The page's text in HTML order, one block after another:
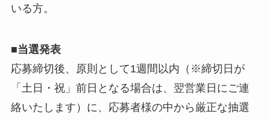
いる方。
■当選発表
応募締切後、原則として1週間以内（※締切日が
「土日・祝」前日となる場合は、翌営業日にご連
絡いたします）に、応募者様の中から厳正な抽選